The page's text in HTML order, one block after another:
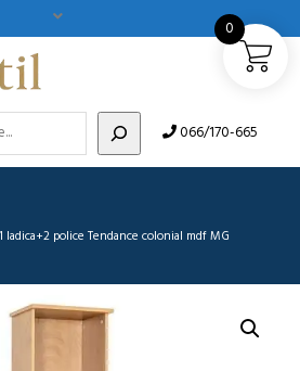
066/170-665
ladica+2 police Tendance colonial mdf MG
0